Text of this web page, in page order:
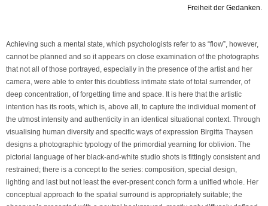
Freiheit der Gedanken.
Achieving such a mental state, which psychologists refer to as “flow”, however,
cannot be planned and so it appears on close examination of the photographs
that not all of those portrayed, especially in the presence of the artist and her
camera, were able to enter this doubtless intimate state of total surrender, of
deep concentration, of forgetting time and space. It is here that the artistic
intention has its roots, which is, above all, to capture the individual moment of
the utmost intensity and authenticity in an identical situational context. Through
visualising human diversity and specific ways of expression Birgitta Thaysen
designs a photographic typology of the primordial yearning for oblivion. The
pictorial language of her black-and-white studio shots is fittingly consistent and
restrained; there is a concept to the series: composition, special design,
lighting and last but not least the ever-present conch form a unified whole. Her
conceptual approach to the spatial surround is appropriately suitable; the